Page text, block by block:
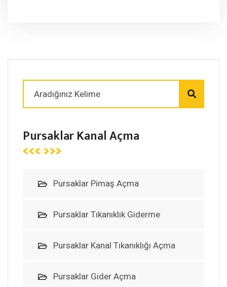
Pursaklar Kanal Açma
Pursaklar Pimaş Açma
Pursaklar Tıkanıklık Giderme
Pursaklar Kanal Tıkanıklığı Açma
Pursaklar Gider Açma